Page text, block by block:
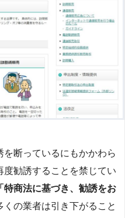
断っているにもかかわら
勧誘することを禁じてい
「特商法に基づき、勧誘をお
くの業者は引き下がること